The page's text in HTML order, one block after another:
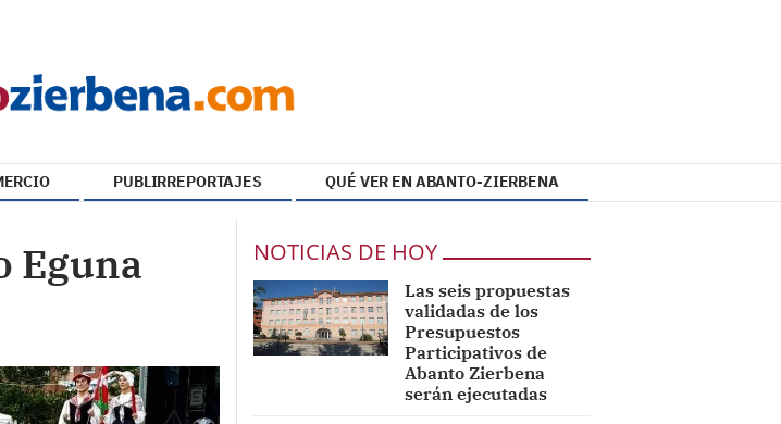
PUBLIRREPORTAJES QUÉ VER EN ABANTO-ZIERBENA
Eguna
NOTICIAS DE HOY
Las seis propuestas
validadas de los
Presupuestos
Participativos de
Abanto Zierbena
serán ejecutadas